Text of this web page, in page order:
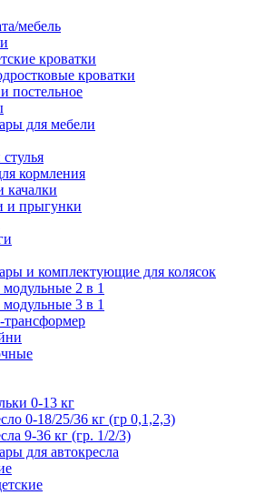
мебель
кроватки
кроватки
постельное
для мебели
кормления
качалки
и прыгунки
и комплектующие для колясок
2 в 1
3 в 1
трансформер
0-13 кг
0-18/25/36 кг (гр 0,1,2,3)
9-36 кг (гр. 1/2/3)
для автокресла